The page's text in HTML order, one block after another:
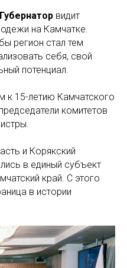
Губернатор видит
на Камчатке.
регион стал тем
себя, свой
потенциал.
к 15-летию Камчатского
комитетов
и Корякский
в единый субъект
край. С этого
в истории